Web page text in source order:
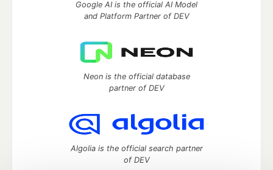
Google AI is the official AI Model
and Platform Partner of DEV
Neon is the official database
partner of DEV
Algolia is the official search partner
of DEV